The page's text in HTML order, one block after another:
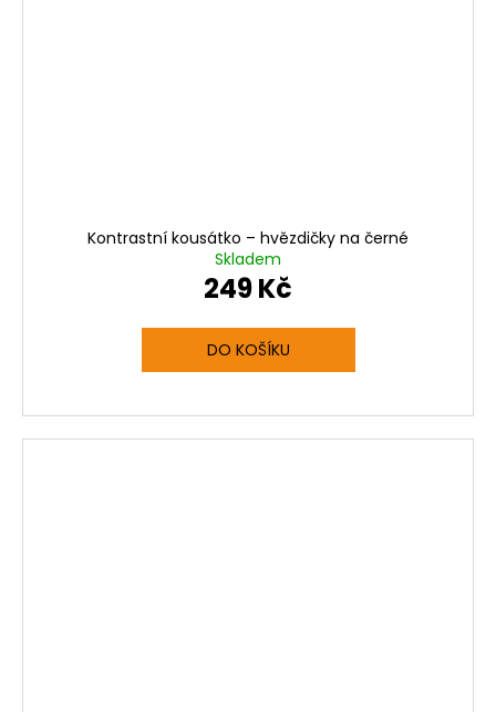
Kontrastní kousátko – hvězdičky na černé
Skladem
249 Kč
DO KOŠÍKU